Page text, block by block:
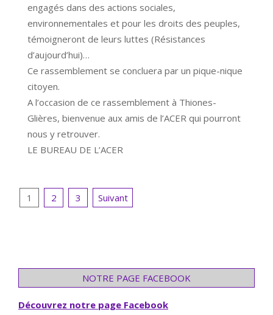
engagés dans des actions sociales,
environnementales et pour les droits des peuples,
témoigneront de leurs luttes (Résistances
d’aujourd’hui)…
Ce rassemblement se concluera par un pique-nique
citoyen.
A l’occasion de ce rassemblement à Thiones-
Glières, bienvenue aux amis de l’ACER qui pourront
nous y retrouver.
LE BUREAU DE L’ACER
PAGINATION
1 2 3 Suivant
NOTRE PAGE FACEBOOK
Découvrez notre page Facebook